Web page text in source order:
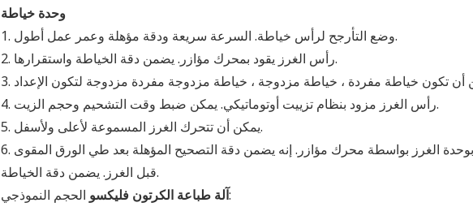
وحدة خياطة
1.
وضع التأرجح لرأس خياطة. السرعة سريعة ودقة مؤهلة وعمر عمل أطول.
2.
رأس الغرز يقود بمحرك مؤازر. يضمن دقة الخياطة واستقرارها.
3.
4.
رأس الغرز مزود بنظام تزييت أوتوماتيكي. يمكن ضبط وقت التشحيم وحجم الزيت.
5.
يمكن أن تتحرك الغرز المسموعة لأعلى ولأسفل.
6. الغرز بواسطة محرك مؤازر. إنه يضمن دقة التصحيح المؤهلة بعد طي الورق المقوى
قبل الغرز. يضمن دقة الخياطة.
آلة طباعة الكرتون فليكسوالحجم النموذجي: